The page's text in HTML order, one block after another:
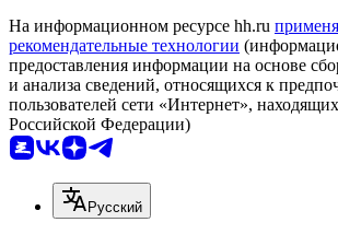
На информационном ресурсе hh.ru
рекомендательные технологии
предоставления информации на основе
и анализа сведений, относящихся к
пользователей сети «Интернет»,
Российской Федерации)
Русский